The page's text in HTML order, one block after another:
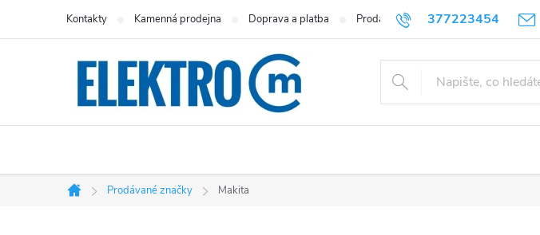
377223454
Kontakty Kamenná prodejna Doprava a platba Prodávané značky
Domů
Prodávané značky Makita